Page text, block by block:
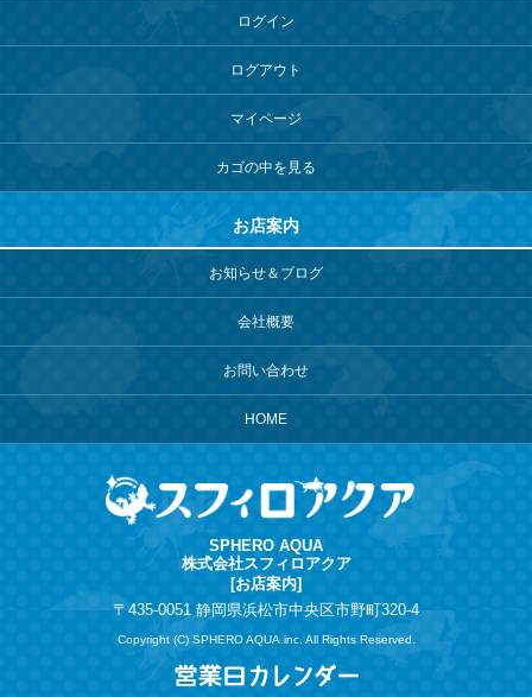
ログイン
ログアウト
マイページ
カゴの中を見る
お店案内
お知らせ＆ブログ
会社概要
お問い合わせ
HOME
SPHERO AQUA
株式会社スフィロアクア
[お店案内]
〒435-0051 静岡県浜松市中央区市野町320-4
Copyright (C) SPHERO AQUA.inc. All Rights Reserved.